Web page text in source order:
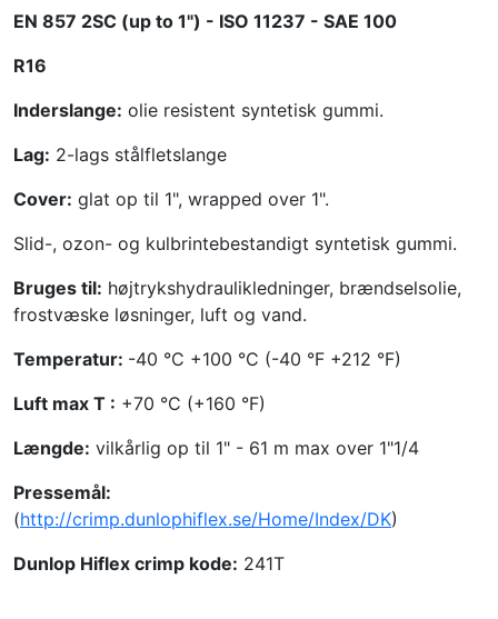
EN 857 2SC (up to 1") - ISO 11237 - SAE 100
R16
Inderslange: olie resistent syntetisk gummi.
Lag: 2-lags stålfletslange
Cover: glat op til 1", wrapped over 1".
Slid-, ozon- og kulbrintebestandigt syntetisk gummi.
Bruges til: højtrykshydraulikledninger, brændselsolie,
frostvæske løsninger, luft og vand.
Temperatur: -40 °C +100 °C (-40 °F +212 °F)
Luft max T : +70 °C (+160 °F)
Længde: vilkårlig op til 1" - 61 m max over 1"1/4
Pressemål:
(http://crimp.dunlophiflex.se/Home/Index/DK)
Dunlop Hiflex crimp kode: 241T